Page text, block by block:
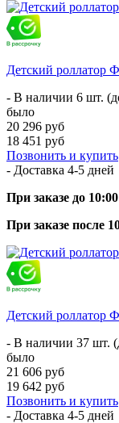
Детский роллатор
- В наличии 6 шт.
было
20 296 руб
18 451 руб
Позвонить и купить
- Доставка 4-5 дней
При заказе до 10:00
При заказе после
Детский роллатор
- В наличии 37 шт.
было
21 606 руб
19 642 руб
Позвонить и купить
- Доставка 4-5 дней